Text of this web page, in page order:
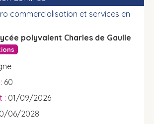
commercialisation et services en
polyvalent Charles de Gaulle
60
01/09/2026
06/2028